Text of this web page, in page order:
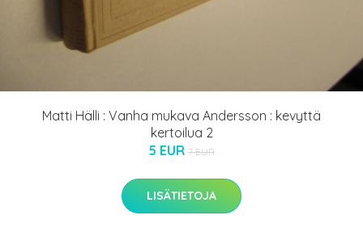
Matti Hälli : Vanha mukava Andersson : kevyttä
kertoilua 2
5 EUR 7 EUR
LISÄTIETOJA